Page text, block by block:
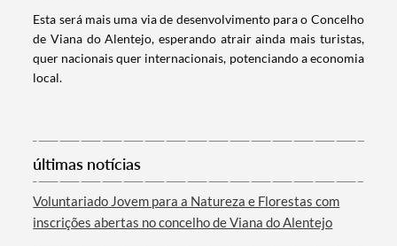
Termo de Pesquisa
Esta será mais uma via de desenvolvimento para o Concelho
de Viana do Alentejo, esperando atrair ainda mais turistas,
quer nacionais quer internacionais, potenciando a economia
local.
últimas notícias
Voluntariado Jovem para a Natureza e Florestas com
inscrições abertas no concelho de Viana do Alentejo